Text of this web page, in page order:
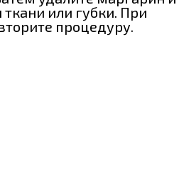
или губки. При
процедуру.